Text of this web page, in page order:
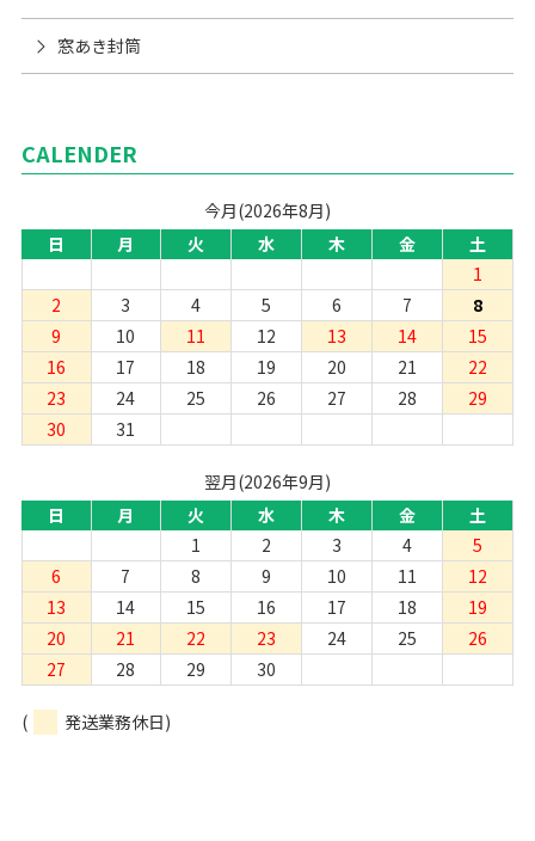
窓あき封筒
CALENDER
今月(2026年8月)
日
月 火 水 木 金
土
1
2
3 4 5 6 7
8
9
10 11 12 13 14
15
16
17 18 19 20 21
22
23
24 25 26 27 28
29
30
31
翌月(2026年9月)
日
月 火 水 木 金
土
1
2 3 4
5
6
7 8 9 10 11
12
13
14 15 16 17 18
19
20
21 22 23 24 25
26
27
28 29 30
( 発送業務休日)